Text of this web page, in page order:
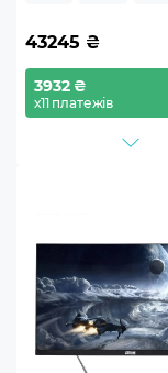
43245 ₴
3932 ₴
х11 платежів